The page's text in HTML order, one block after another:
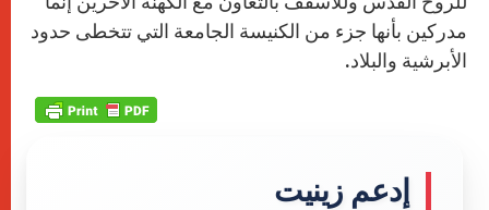
مدركين بأنها جزء من الكنيسة الجامعة التي تتخطى حدود
الأبرشية والبلاد.
إدعم زينيت